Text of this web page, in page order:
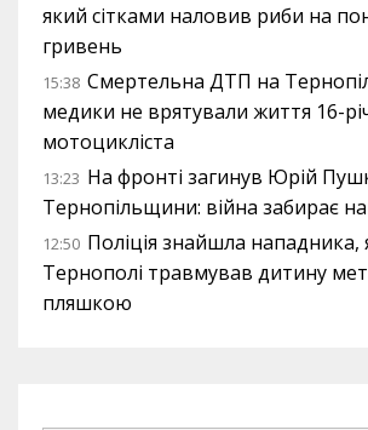
який сітками наловив риби на
гривень
15:38 Смертельна ДТП на
медики не врятували життя 16-
мотоцикліста
13:23 На фронті загинув Юрій
Тернопільщини: війна забирає
12:50 Поліція знайшла нападника,
Тернополі травмував дитину
пляшкою